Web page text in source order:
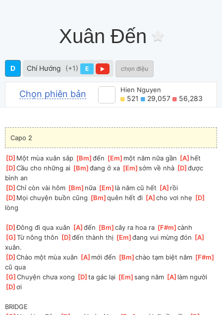
Xuân Đến
D Chí Hướng (+1) E chọn điệu
Chọn phiên bản Hien Nguyen
521 29,057 56,283
Capo 2
[D ]Một mùa xuân sắp [Bm ]
đến [Em ]một năm nữa gần [A ]hết
[D ]
Cầu cho những ai [Bm ]
đang ở xa [Em ]
sớm về nhà [D ]
được
bình an
[D ]
Chỉ còn vài hôm [Bm ]nữa [Em ]là năm cũ hết [A ]rồi
[D ]Mọi chuyện buồn cũng [Bm ]
quên hết đi [A ]
cho vơi nhẹ [D
lòng
[D ]
Đông đi qua xuân [A ]
đến [Bm ]
cây ra hoa ra [F#m ]
cành
[G ]
Từ nông thôn [D ]
đến thành thị [Em ]
đang vui mừng đón [A
xuân.
[D ]
Chào một mùa xuân [A ]mới đến [Bm ]
chào tạm biệt năm [F#m
cũ qua
[G ]
Chuyện chưa xong [D ]ta gác lại [Em ]
sang năm [A ]làm người
D ]
ơi
BRIDGE